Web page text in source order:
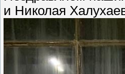
и Николая